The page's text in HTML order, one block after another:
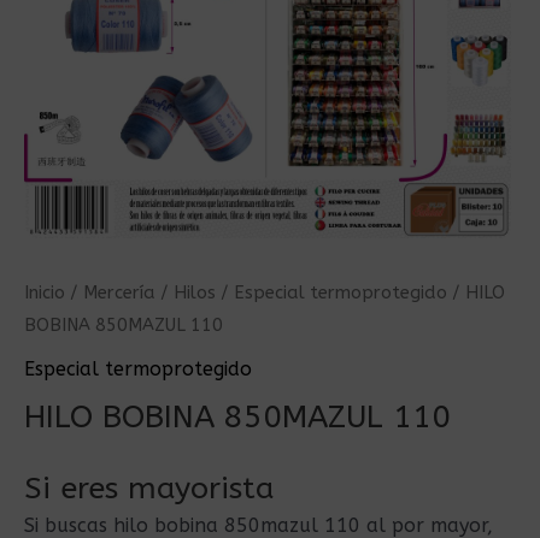
Inicio / Mercería / Hilos / Especial termoprotegido / HILO
BOBINA 850MAZUL 110
Especial termoprotegido
HILO BOBINA 850MAZUL 110
Si eres mayorista
Si buscas hilo bobina 850mazul 110 al por mayor,